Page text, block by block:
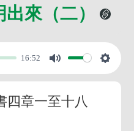
出來（二）
16:52
四章一至十八